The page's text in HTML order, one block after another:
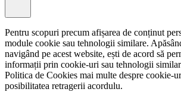
Pentru scopuri precum afișarea de conținut
module cookie sau tehnologii similare.
navigând pe acest website, ești de acord să
informații prin cookie-uri sau tehnologii
Politica de Cookies mai multe despre cookie-
posibilitatea retragerii acordulu.